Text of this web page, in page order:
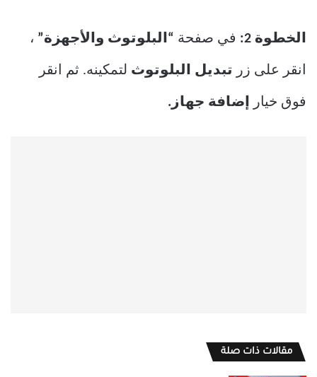
الخطوة 2: في صفحة “البلوتوث والأجهزة” ،
انقر على زر تبديل البلوتوث لتمكينه. ثم انقر
فوق خيار إضافة جهاز.
مقالات ذات صلة